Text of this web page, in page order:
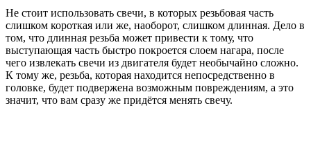
Не стоит использовать свечи, в которых резьбовая часть
слишком короткая или же, наоборот, слишком длинная. Дело в
том, что длинная резьба может привести к тому, что
выступающая часть быстро покроется слоем нагара, после
чего извлекать свечи из двигателя будет необычайно сложно.
К тому же, резьба, которая находится непосредственно в
головке, будет подвержена возможным повреждениям, а это
значит, что вам сразу же придётся менять свечу.